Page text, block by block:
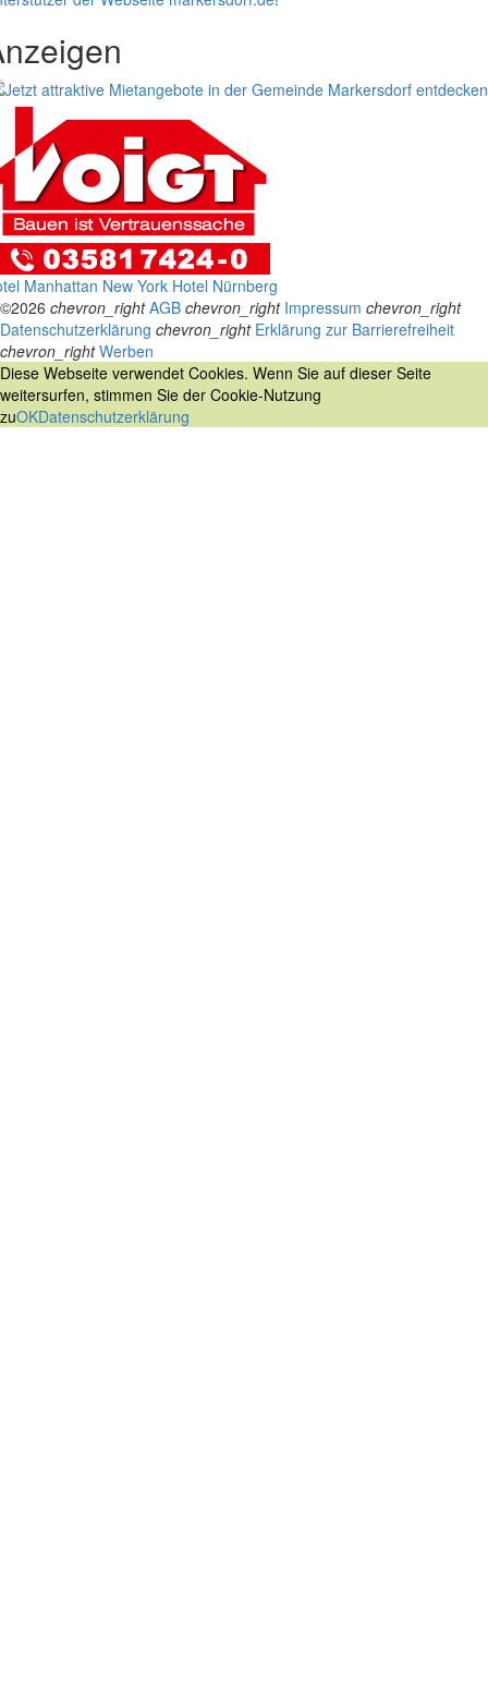
Manhattan New York Hotel Nürnberg
©2026 chevron_right AGB chevron_right Impressum chevron_right
Datenschutzerklärung chevron_right Erklärung zur Barrierefreiheit
chevron_right Werben
Diese Webseite verwendet Cookies. Wenn Sie auf dieser Seite
weitersurfen, stimmen Sie der Cookie-Nutzung
zuOKDatenschutzerklärung